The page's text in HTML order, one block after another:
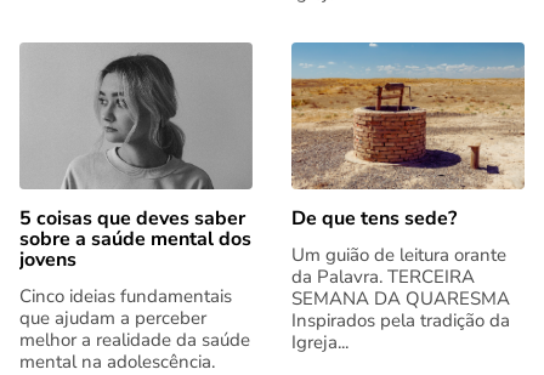
5 coisas que deves saber
sobre a saúde mental dos
jovens
Cinco ideias fundamentais
que ajudam a perceber
melhor a realidade da saúde
mental na adolescência.
De que tens sede?
Um guião de leitura orante
da Palavra. TERCEIRA
SEMANA DA QUARESMA
Inspirados pela tradição da
Igreja...